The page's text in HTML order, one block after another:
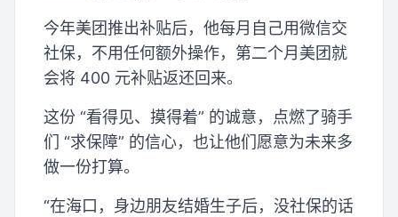
今年美团推出补贴后，他每月自己用微信交
社保，不用任何额外操作，第二个月美团就
会将 400 元补贴返还回来。
这份 “看得见、摸得着” 的诚意，点燃了骑手
们 “求保障” 的信心，也让他们愿意为未来多
做一份打算。
“在海口，身边朋友结婚生子后，没社保的话